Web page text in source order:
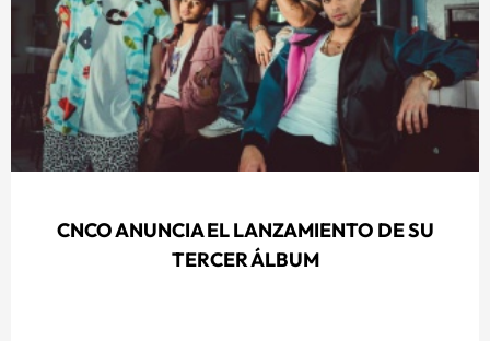
CNCO ANUNCIA EL LANZAMIENTO DE SU
TERCER ÁLBUM